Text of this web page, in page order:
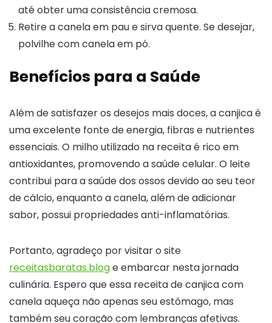
até obter uma consistência cremosa.
Retire a canela em pau e sirva quente. Se desejar,
polvilhe com canela em pó.
Benefícios para a Saúde
Além de satisfazer os desejos mais doces, a canjica é
uma excelente fonte de energia, fibras e nutrientes
essenciais. O milho utilizado na receita é rico em
antioxidantes, promovendo a saúde celular. O leite
contribui para a saúde dos ossos devido ao seu teor
de cálcio, enquanto a canela, além de adicionar
sabor, possui propriedades anti-inflamatórias.
Portanto, agradeço por visitar o site
receitasbaratas.bloge embarcar nesta jornada
culinária. Espero que essa receita de canjica com
canela aqueça não apenas seu estômago, mas
também seu coração com lembranças afetivas.